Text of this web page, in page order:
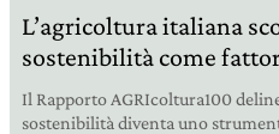
L’agricoltura italiana
sostenibilità come
Il Rapporto AGRIcoltura100
sostenibilità diventa uno